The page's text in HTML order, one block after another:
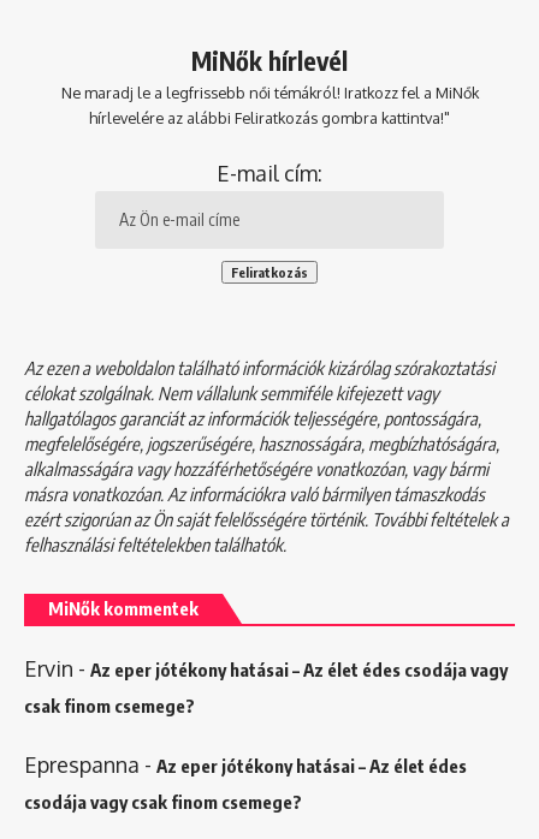
MiNők hírlevél
Ne maradj le a legfrissebb női témákról! Iratkozz fel a MiNők
hírlevelére az alábbi Feliratkozás gombra kattintva!"
E-mail cím:
Az ezen a weboldalon található információk kizárólag szórakoztatási
célokat szolgálnak. Nem vállalunk semmiféle kifejezett vagy
hallgatólagos garanciát az információk teljességére, pontosságára,
megfelelőségére, jogszerűségére, hasznosságára, megbízhatóságára,
alkalmasságára vagy hozzáférhetőségére vonatkozóan, vagy bármi
másra vonatkozóan. Az információkra való bármilyen támaszkodás
ezért szigorúan az Ön saját felelősségére történik. További feltételek a
felhasználási feltételekbentalálhatók.
MiNők kommentek
Ervin - Az eper jótékony hatásai – Az élet édes csodája vagy
csak finom csemege?
Eprespanna - Az eper jótékony hatásai – Az élet édes
csodája vagy csak finom csemege?